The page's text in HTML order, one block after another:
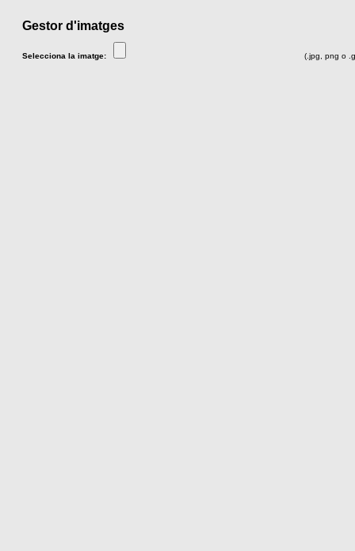
Gestor d'imatges
Selecciona la imatge: (.jpg, png o